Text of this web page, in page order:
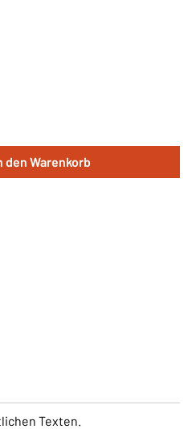
Wert ein
den Warenkorb
Texten.